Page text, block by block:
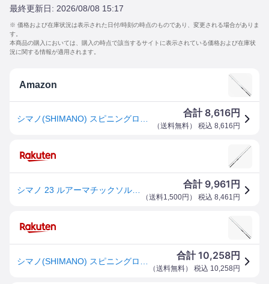
最終更新日: 2026/08/08 15:17
※ 価格および在庫状況は表示された日付/時刻の時点のものであり、変更される場合がありま
す。
本商品の購入においては、購入の時点で該当するサイトに表示されている価格および在庫状
況に関する情報が適用されます。
Amazon
合計 8,616円
（送料無料） 税込 8,616 円
合計 9,961 円
（送料1,500円 ） 税込 8,461 円
合計10,258円
（送料無料） 税込 10,258 円